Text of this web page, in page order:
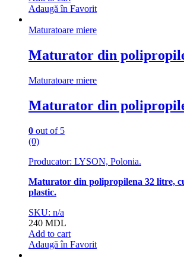
Adaugă în Favorit
Maturatoare miere
Maturator din
Maturatoare miere
Maturator din
0 out of 5
(0)
Producator: LYSON, Polonia.
Maturator din polipropilena 32 litre,
plastic.
SKU: n/a
240 MDL
Add to cart
Adaugă în Favorit